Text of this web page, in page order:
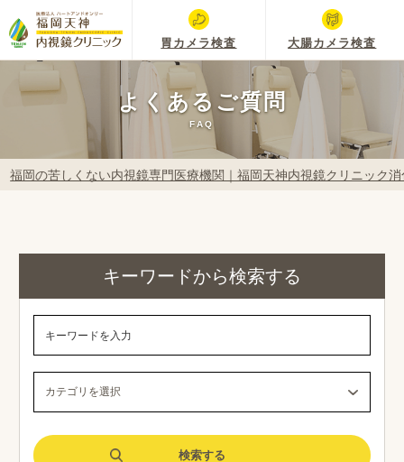
胃カメラ検査 大腸カメラ検査
よくあるご質問
FAQ
福岡の苦しくない内視鏡専門医療機関｜福岡天神内視鏡クリニック
キーワードから検索する